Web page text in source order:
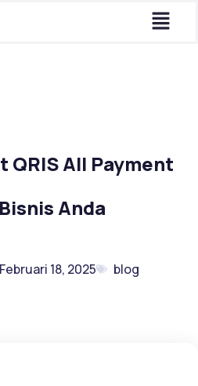
Menu
QRIS All Payment
Anda
Februari 18, 2025 blog